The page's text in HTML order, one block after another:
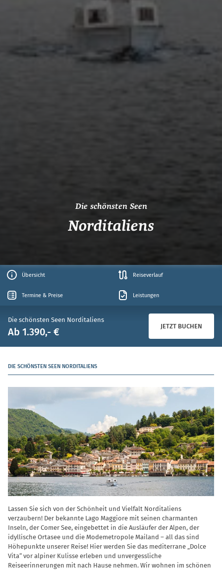
Die schönsten Seen
Norditaliens
Übersicht Reiseverlauf
Termine & Preise Leistungen
Die schönsten Seen Norditaliens
Ab 1.390,- € JETZT BUCHEN
DIE SCHÖNSTEN SEEN NORDITALIENS
Lassen Sie sich von der Schönheit und Vielfalt Norditaliens
verzaubern! Der bekannte Lago Maggiore mit seinen charmanten
Inseln, der Comer See, eingebettet in die Ausläufer der Alpen, der
idyllische Ortasee und die Modemetropole Mailand – all das sind
Höhepunkte unserer Reise! Hier werden Sie das mediterrane „Dolce
Vita“ vor alpiner Kulisse erleben und unvergessliche
Reiseerinnerungen mit nach Hause nehmen. Wir wohnen im schönen